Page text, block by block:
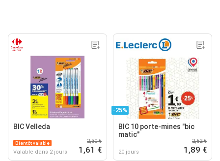
BIC Velleda
Bientôt valable
Valable dans 2 jours
2,30 €
1,61 €
-25%
BIC 10 porte-mines "bic
matic"
20 jours
2,52 €
1,89 €